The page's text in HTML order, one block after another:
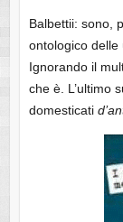
Balbettii: sono,
ontologico delle
Ignorando il
che è. L’ultimo
domesticati